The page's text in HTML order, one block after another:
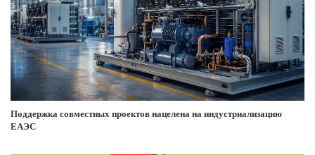
Поддержка совместных проектов нацелена на индустриализацию
ЕАЭС